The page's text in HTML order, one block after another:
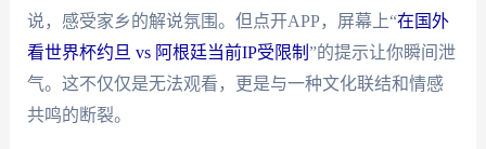
说，感受家乡的解说氛围。但点开APP，屏幕上“在国外
看世界杯约旦 vs 阿根廷当前IP受限制 ”的提示让你瞬间泄
气。这不仅仅是无法观看，更是与一种文化联结和情感
共鸣的断裂。